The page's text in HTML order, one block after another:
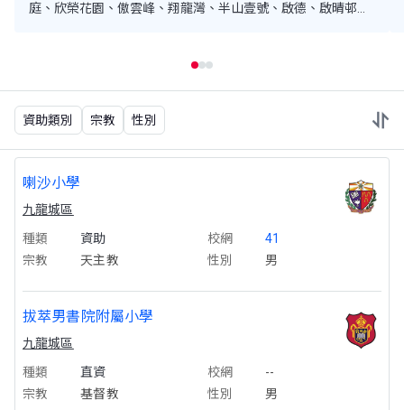
庭、欣榮花園、傲雲峰、翔龍灣、半山壹號、啟德、啟晴邨、
資助類別 宗教 性別
九龍城區
喇沙小學
種類
資助
宗教
天主教
校網
41
性別
男
九龍城區
拔萃男書院附屬小學
種類
直資
宗教
基督教
校網
--
性別
男